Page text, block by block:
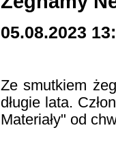
05.08.2023
Ze smutkiem
długie lata.
Materiały" od